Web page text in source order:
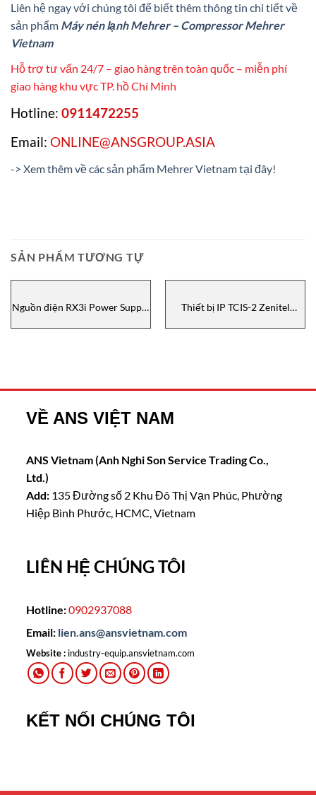
Liên hệ ngay với chúng tôi để biết thêm thông tin chi tiết về
sản phẩm Máy nén lạnh Mehrer – Compressor Mehrer
Vietnam
Hỗ trợ tư vấn 24/7 – giao hàng trên toàn quốc – miễn phí
giao hàng khu vực TP. hồ Chí Minh
Hotline: 0911472255
Email: ONLINE@ANSGROUP.ASIA
-> Xem thêm về các sản phẩm Mehrer Vietnam tại đây!
SẢN PHẨM TƯƠNG TỰ
Nguồn điện RX3i Power Supply
Vietnam
Thiết bị IP TCIS-2 Zenitel
VỀ ANS VIỆT NAM
ANS Vietnam (Anh Nghi Son Service Trading Co.,
Ltd.)
Add: 135 Đường số 2 Khu Đô Thị Vạn Phúc, Phường
Hiệp Bình Phước, HCMC, Vietnam
LIÊN HỆ CHÚNG TÔI
Hotline:0902937088
Email: lien.ans@ansvietnam.com
Website : industry-equip.ansvietnam.com
KẾT NỐI CHÚNG TÔI